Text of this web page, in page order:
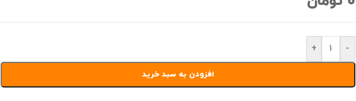
-
+
افزودن به سبد خرید